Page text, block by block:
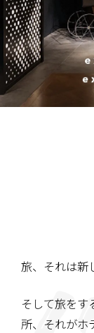
旅、それは新
そして旅をす
所、 それがホ